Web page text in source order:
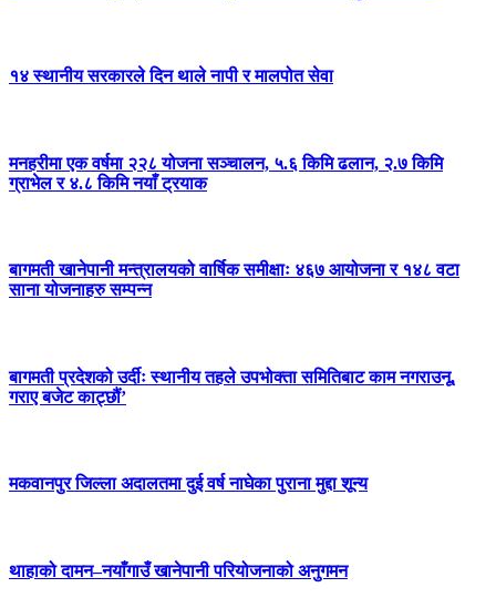
१४ स्थानीय सरकारले दिन थाले नापी र मालपोत सेवा
मनहरीमा एक वर्षमा २२८ योजना सञ्चालन, ५.६ किमि ढलान, २.७ किमि
ग्राभेल र ४.८ किमि नयाँ ट्रयाक
बागमती खानेपानी मन्त्रालयको वार्षिक समीक्षाः ४६७ आयोजना र १४८ वटा
साना योजनाहरु सम्पन्न
बागमती प्रदेशको उर्दीः स्थानीय तहले उपभोक्ता समितिबाट काम नगराउनू,
गराए बजेट काट्छौं’
मकवानपुर जिल्ला अदालतमा दुई वर्ष नाघेका पुराना मुद्दा शून्य
थाहाको दामन–नयाँगाउँ खानेपानी परियोजनाको अनुगमन